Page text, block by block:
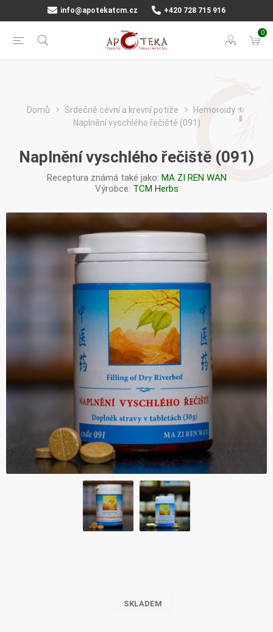
info@apotekatcm.cz +420 728 715 916
0
Domů Srdečně cévní a krevní potíže
Hemoroidy
Naplnění vyschlého řečiště (091)
Naplnění vyschlého řečiště (091)
Receptura známá také jako: MA ZI REN WAN
Výrobce: TCM Herbs
SKLADEM